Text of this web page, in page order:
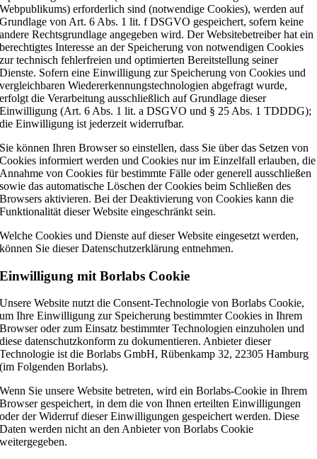
Webpublikums) erforderlich sind (notwendige Cookies), werden auf
Grundlage von Art. 6 Abs. 1 lit. f DSGVO gespeichert, sofern keine
andere Rechtsgrundlage angegeben wird. Der Websitebetreiber hat ein
berechtigtes Interesse an der Speicherung von notwendigen Cookies
zur technisch fehlerfreien und optimierten Bereitstellung seiner
Dienste. Sofern eine Einwilligung zur Speicherung von Cookies und
vergleichbaren Wiedererkennungstechnologien abgefragt wurde,
erfolgt die Verarbeitung ausschließlich auf Grundlage dieser
Einwilligung (Art. 6 Abs. 1 lit. a DSGVO und § 25 Abs. 1 TDDDG);
die Einwilligung ist jederzeit widerrufbar.
Sie können Ihren Browser so einstellen, dass Sie über das Setzen von
Cookies informiert werden und Cookies nur im Einzelfall erlauben, die
Annahme von Cookies für bestimmte Fälle oder generell ausschließen
sowie das automatische Löschen der Cookies beim Schließen des
Browsers aktivieren. Bei der Deaktivierung von Cookies kann die
Funktionalität dieser Website eingeschränkt sein.
Welche Cookies und Dienste auf dieser Website eingesetzt werden,
können Sie dieser Datenschutzerklärung entnehmen.
Einwilligung mit Borlabs Cookie
Unsere Website nutzt die Consent-Technologie von Borlabs Cookie,
um Ihre Einwilligung zur Speicherung bestimmter Cookies in Ihrem
Browser oder zum Einsatz bestimmter Technologien einzuholen und
diese datenschutzkonform zu dokumentieren. Anbieter dieser
Technologie ist die Borlabs GmbH, Rübenkamp 32, 22305 Hamburg
(im Folgenden Borlabs).
Wenn Sie unsere Website betreten, wird ein Borlabs-Cookie in Ihrem
Browser gespeichert, in dem die von Ihnen erteilten Einwilligungen
oder der Widerruf dieser Einwilligungen gespeichert werden. Diese
Daten werden nicht an den Anbieter von Borlabs Cookie
weitergegeben.